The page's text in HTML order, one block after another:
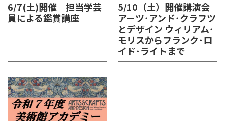
6/7(土)開催 担当学芸
員による鑑賞講座
5/10（土）開催講演会
アーツ･アンド･クラフツ
とデザイン ウィリアム･
モリスからフランク･ロ
イド･ライトまで